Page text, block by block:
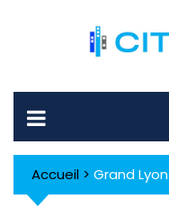
Accueil > Grand Lyon